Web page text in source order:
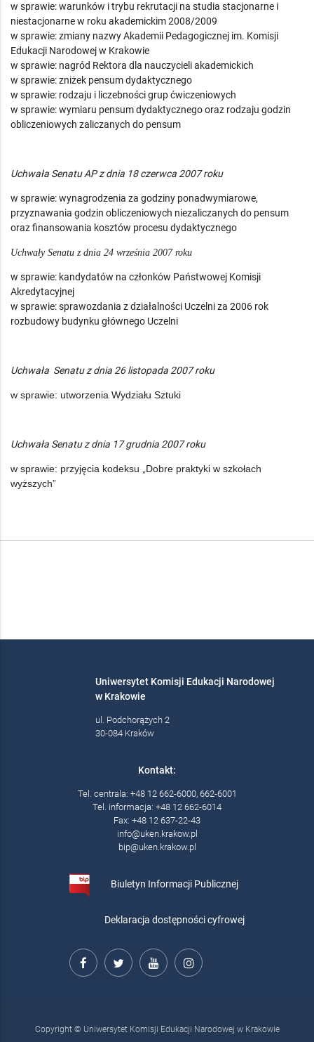
w sprawie: warunków i trybu rekrutacji na studia stacjonarne i
niestacjonarne w roku akademickim 2008/2009
w sprawie: zmiany nazwy Akademii Pedagogicznej im. Komisji
Edukacji Narodowej w Krakowie
w sprawie: nagród Rektora dla nauczycieli akademickich
w sprawie: zniżek pensum dydaktycznego
w sprawie: rodzaju i liczebności grup ćwiczeniowych
w sprawie: wymiaru pensum dydaktycznego oraz rodzaju godzin
obliczeniowych zaliczanych do pensum
Uchwała Senatu AP z dnia 18 czerwca 2007 roku
w sprawie: wynagrodzenia za godziny ponadwymiarowe,
przyznawania godzin obliczeniowych niezaliczanych do pensum
oraz finansowania kosztów procesu dydaktycznego
Uchwały Senatu z dnia 24 września 2007 roku
w sprawie: kandydatów na członków Państwowej Komisji
Akredytacyjnej
w sprawie: sprawozdania z działalności Uczelni za 2006 rok
rozbudowy budynku głównego Uczelni
Uchwała Senatu z dnia 26 listopada 2007 roku
w sprawie: utworzenia Wydziału Sztuki
Uchwała Senatu z dnia 17 grudnia 2007 roku
w sprawie: przyjęcia kodeksu „Dobre praktyki w szkołach
wyższych”
Uniwersytet Komisji Edukacji Narodowej
w Krakowie
ul. Podchorążych 2
30-084 Kraków
Kontakt:
Tel. centrala: +48 12 662-6000, 662-6001
Tel. informacja: +48 12 662-6014
Fax: +48 12 637-22-43
info@uken.krakow.pl
bip@uken.krakow.pl
Biuletyn Informacji Publicznej
Deklaracja dostępności cyfrowej
Copyright © Uniwersytet Komisji Edukacji Narodowej w Krakowie